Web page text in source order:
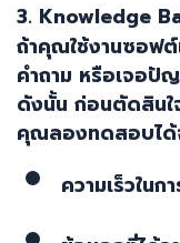
3. Knowledge
ถ้าคุณใช้งานซอฟ
คำถาม หรือเจอปัญ
ดังนั้น ก่อนตัดสินใ
คุณลองทดสอบได้
ความเร็วในก